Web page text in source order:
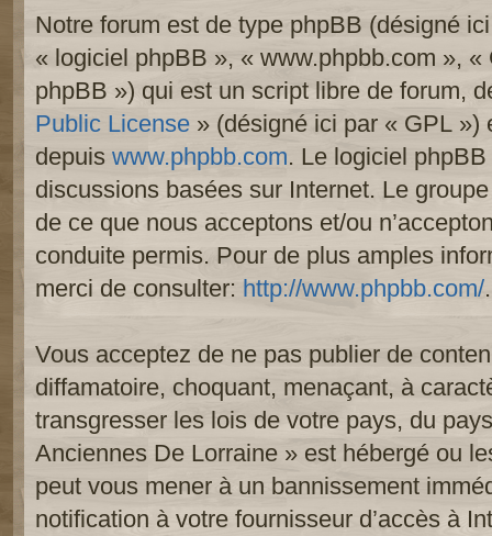
Notre forum est de type phpBB (désigné
« logiciel phpBB », « www.phpbb.com »,
phpBB ») qui est un script libre de forum,
Public License » (désigné ici par « GPL »)
depuis www.phpbb.com. Le logiciel
discussions basées sur Internet. Le
de ce que nous acceptons et/ou
conduite permis. Pour de plus amples
merci de consulter: http://www.phpbb.com/.
Vous acceptez de ne pas publier de
diffamatoire, choquant, menaçant, à
transgresser les lois de votre pays, du
Anciennes De Lorraine » est hébergé ou
peut vous mener à un bannissement
notification à votre fournisseur d’accès à